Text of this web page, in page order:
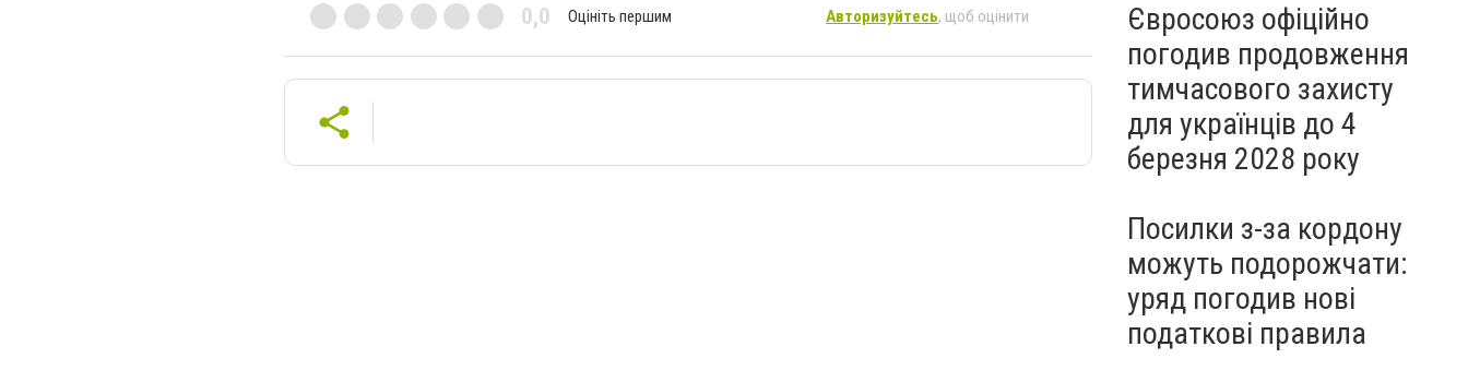
0,0 Оцініть першим Авторизуйтесь, щоб оцінити
Євросоюз офіційно
погодив продовження
тимчасового захисту
для українців до 4
березня 2028 року
Посилки з-за кордону
можуть подорожчати:
уряд погодив нові
податкові правила